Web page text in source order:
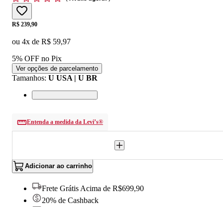
Price:
R$ 239,90
ou 4x de R$ 59,97
5% OFF no Pix
Ver opções de parcelamento
Tamanhos: U USA | U BR
Entenda a medida da Levi’s®
Adicionar ao carrinho
Frete Grátis Acima de R$699,90
20% de Cashback